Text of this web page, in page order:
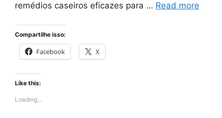
remédios caseiros eficazes para … Read more
Compartilhe isso:
Facebook X
Like this:
Loading...